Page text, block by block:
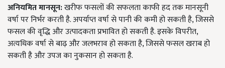
अनियमित मानसून:खरीफ फसलों की सफलता काफी हद तक मानसूनी
वर्षा पर निर्भर करती है. अपर्याप्त वर्षा से पानी की कमी हो सकती है, जिससे
फसल की वृद्धि और उत्पादकता प्रभावित हो सकती है. इसके विपरीत,
अत्यधिक वर्षा से बाढ़ और जलभराव हो सकता है, जिससे फसल खराब हो
सकती है और उपज का नुकसान हो सकता है.